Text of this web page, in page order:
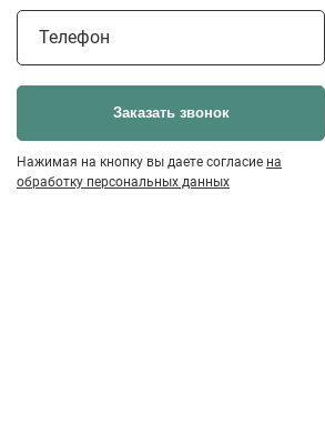
Телефон
Заказать звонок
Нажимая на кнопку вы даете согласие на
обработку персональных данных